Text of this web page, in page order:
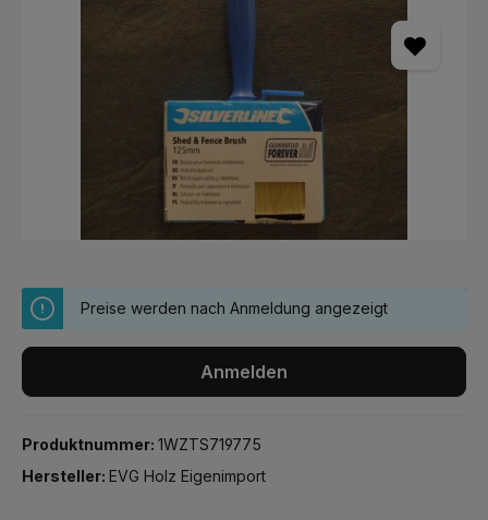
Preise werden nach Anmeldung angezeigt
Anmelden
Produktnummer: 1WZTS719775
Hersteller: EVG Holz Eigenimport